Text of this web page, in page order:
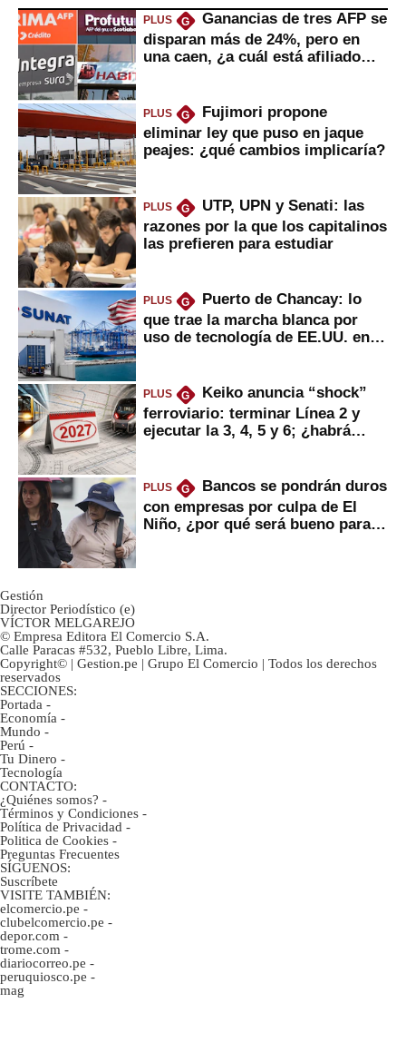
PLUS G
Ganancias de tres AFP se
disparan más de 24%, pero en
una caen, ¿a cuál está afiliado
PLUS G
Fujimori propone
eliminar ley que puso en jaque
peajes: ¿qué cambios implicaría?
PLUS G
UTP, UPN y Senati: las
razones por la que los capitalinos
las prefieren para estudiar
PLUS G
Puerto de Chancay: lo
que trae la marcha blanca por
uso de tecnología de EE.UU. en
PLUS G
Keiko anuncia “shock”
ferroviario: terminar Línea 2 y
ejecutar la 3, 4, 5 y 6; ¿habrá
PLUS G
Bancos se pondrán duros
con empresas por culpa de El
Niño, ¿por qué será bueno para
Gestión
Director Periodístico (e)
VÍCTOR MELGAREJO
© Empresa Editora El Comercio S.A.
Calle Paracas #532, Pueblo Libre, Lima.
Copyright© | Gestion.pe | Grupo El Comercio | Todos los derechos
reservados
SECCIONES:
Portada -
Economía -
Mundo -
Perú -
Tu Dinero -
Tecnología
CONTACTO:
¿Quiénes somos? -
Términos y Condiciones -
Política de Privacidad -
Politica de Cookies -
Preguntas Frecuentes
SÍGUENOS:
Suscríbete
VISITE TAMBIÉN:
elcomercio.pe -
clubelcomercio.pe -
depor.com -
trome.com -
diariocorreo.pe -
peruquiosco.pe -
mag